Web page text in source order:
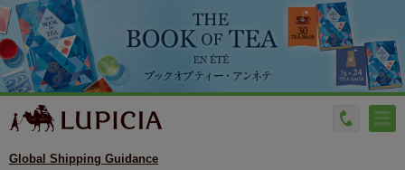
Global Shipping Guidance